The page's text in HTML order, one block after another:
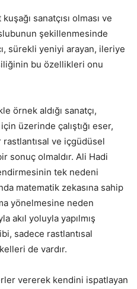
sanatçısı olması ve
şekillenmesinde
sürekli yeniyi arayan, ileriye
bu özellikleri onu
örnek aldığı sanatçı,
üzerinde çalıştığı eser,
ve içgüdüsel
sonuç olmaldır. Ali Hadi
tek nedeni
matematik zekasına sahip
yönelmesine neden
akıl yoluyla yapılmış
sadece rastlantısal
de vardır.
vererek kendini ispatlayan